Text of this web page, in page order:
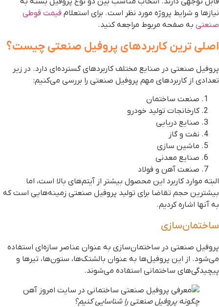
و شرایط پروژه مورد نظر است. برای استعلام قیمت قوطی
به صفحه مربوط مراجعه کنید.
ترین کاربردهای پروفیل صنعتی چیست؟
صنعتی در صنایع مختلف کاربردهای گسترده‌ای دارد. در زیر
از کاربردهای مهم پروفیل صنعتی را بررسی می‌کنیم:
صنعت ساختمان
کارخانجات تولید خودرو
صنایع دریایی
نفت و گاز
ماشین سازی
صنایع معدنی
صنعت آهن و فولاد
موارد کاربرد این محصول بیشتر از آیتم‌های بالا است، اما
حجم تقاضا برای تولید پروفیل صنعتی زمینه‌هایی است که
آنها اشاره کردیم.
صنعتی در ساختمان‌سازی به عنوان عناصر سازه‌ای استفاده
از این پروفیل‌ها به عنوان بالشتک‌ها، ستون‌ها، تیرها و
ساختمانی استفاده می‌شوند.
چگونه پروفیل صنعتی را شناسایی کنیم؟